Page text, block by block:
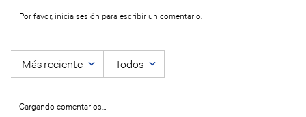
Por favor, inicia sesión para escribir un comentario.
Más reciente Todos
Cargando comentarios…